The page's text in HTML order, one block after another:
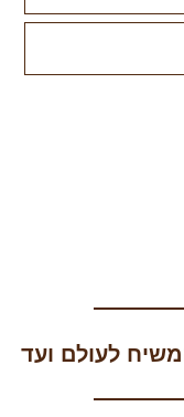
לעולם ועד